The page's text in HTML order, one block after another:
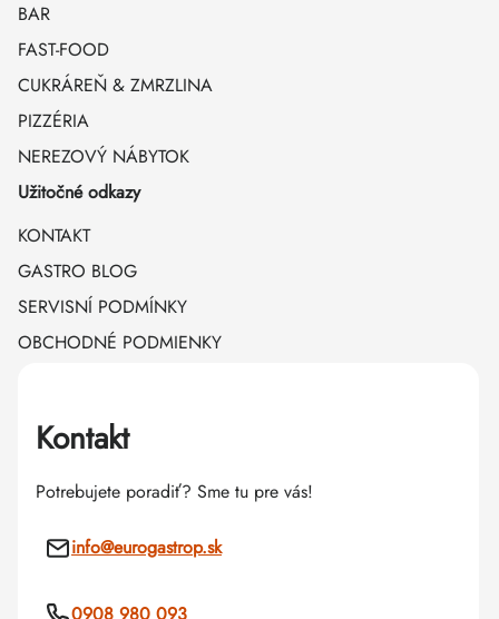
BAR
FAST-FOOD
CUKRÁREŇ & ZMRZLINA
PIZZÉRIA
NEREZOVÝ NÁBYTOK
Užitočné odkazy
KONTAKT
GASTRO BLOG
SERVISNÍ PODMÍNKY
OBCHODNÉ PODMIENKY
Kontakt
Potrebujete poradiť? Sme tu pre vás!
info@eurogastrop.sk
0908 980 093